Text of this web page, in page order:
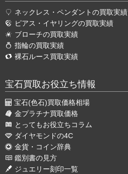
ネックレス・ペンダントの買取実績
ピアス・イヤリングの買取実績
ブローチの買取実績
指輪の買取実績
裸石ルース買取実績
宝石買取お役立ち情報
宝石(色石)買取価格相場
金プラチナ買取価格
とってもお役立ちコラム
ダイヤモンドの4C
金貨・コイン辞典
鑑別書の見方
ジュエリー刻印一覧